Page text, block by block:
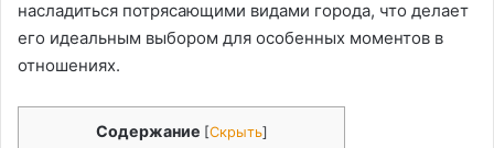
насладиться потрясающими видами города, что делает
его идеальным выбором для особенных моментов в
отношениях.
Содержание [Скрыть]